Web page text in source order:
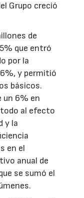
Grupo creció
de
que entró
por la
y permitió
básicos.
un 6% en
al efecto
y la
en el
anual de
se sumó el